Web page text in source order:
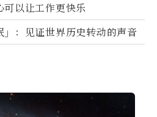
可以让工作更快乐
」：见证世界历史转动的声音